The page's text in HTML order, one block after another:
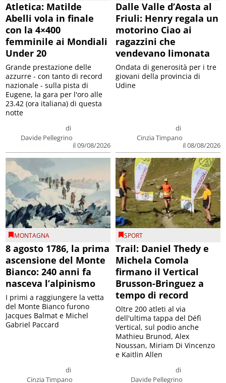
Atletica: Matilde
Abelli vola in finale
con la 4×400
femminile ai Mondiali
Under 20
di
Davide Pellegrino
il 09/08/2026
Grande prestazione delle
azzurre - con tanto di record
nazionale - sulla pista di
Eugene, la gara per l'oro alle
23.42 (ora italiana) di questa
notte
Dalle Valle d’Aosta al
Friuli: Henry regala un
motorino Ciao ai
ragazzini che
vendevano limonata
di
Cinzia Timpano
il 08/08/2026
Ondata di generosità per i tre
giovani della provincia di
Udine
MONTAGNA
8 agosto 1786, la prima
ascensione del Monte
Bianco: 240 anni fa
nasceva l’alpinismo
di
Cinzia Timpano
I primi a raggiungere la vetta
del Monte Bianco furono
Jacques Balmat e Michel
Gabriel Paccard
SPORT
Trail: Daniel Thedy e
Michela Comola
firmano il Vertical
Brusson-Bringuez a
tempo di record
di
Davide Pellegrino
Oltre 200 atleti al via
dell'ultima tappa del Défì
Vertical, sul podio anche
Mathieu Brunod, Alex
Noussan, Miriam Di Vincenzo
e Kaitlin Allen